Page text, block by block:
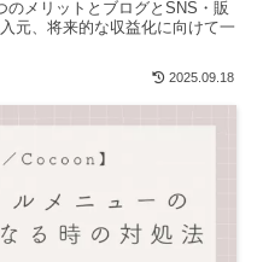
メリットとブログとSNS・販
元、将来的な収益化に向けて一
2025.09.18